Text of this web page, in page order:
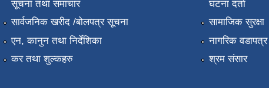
सूचना तथा समाचार
सार्वजनिक खरीद /बोलपत्र सूचना
एन, कानुन तथा निर्देशिका
कर तथा शुल्कहरु
घटना दर्ता
सामाजिक सुरक्षा
नागरिक वडापत्र
श्रम संसार